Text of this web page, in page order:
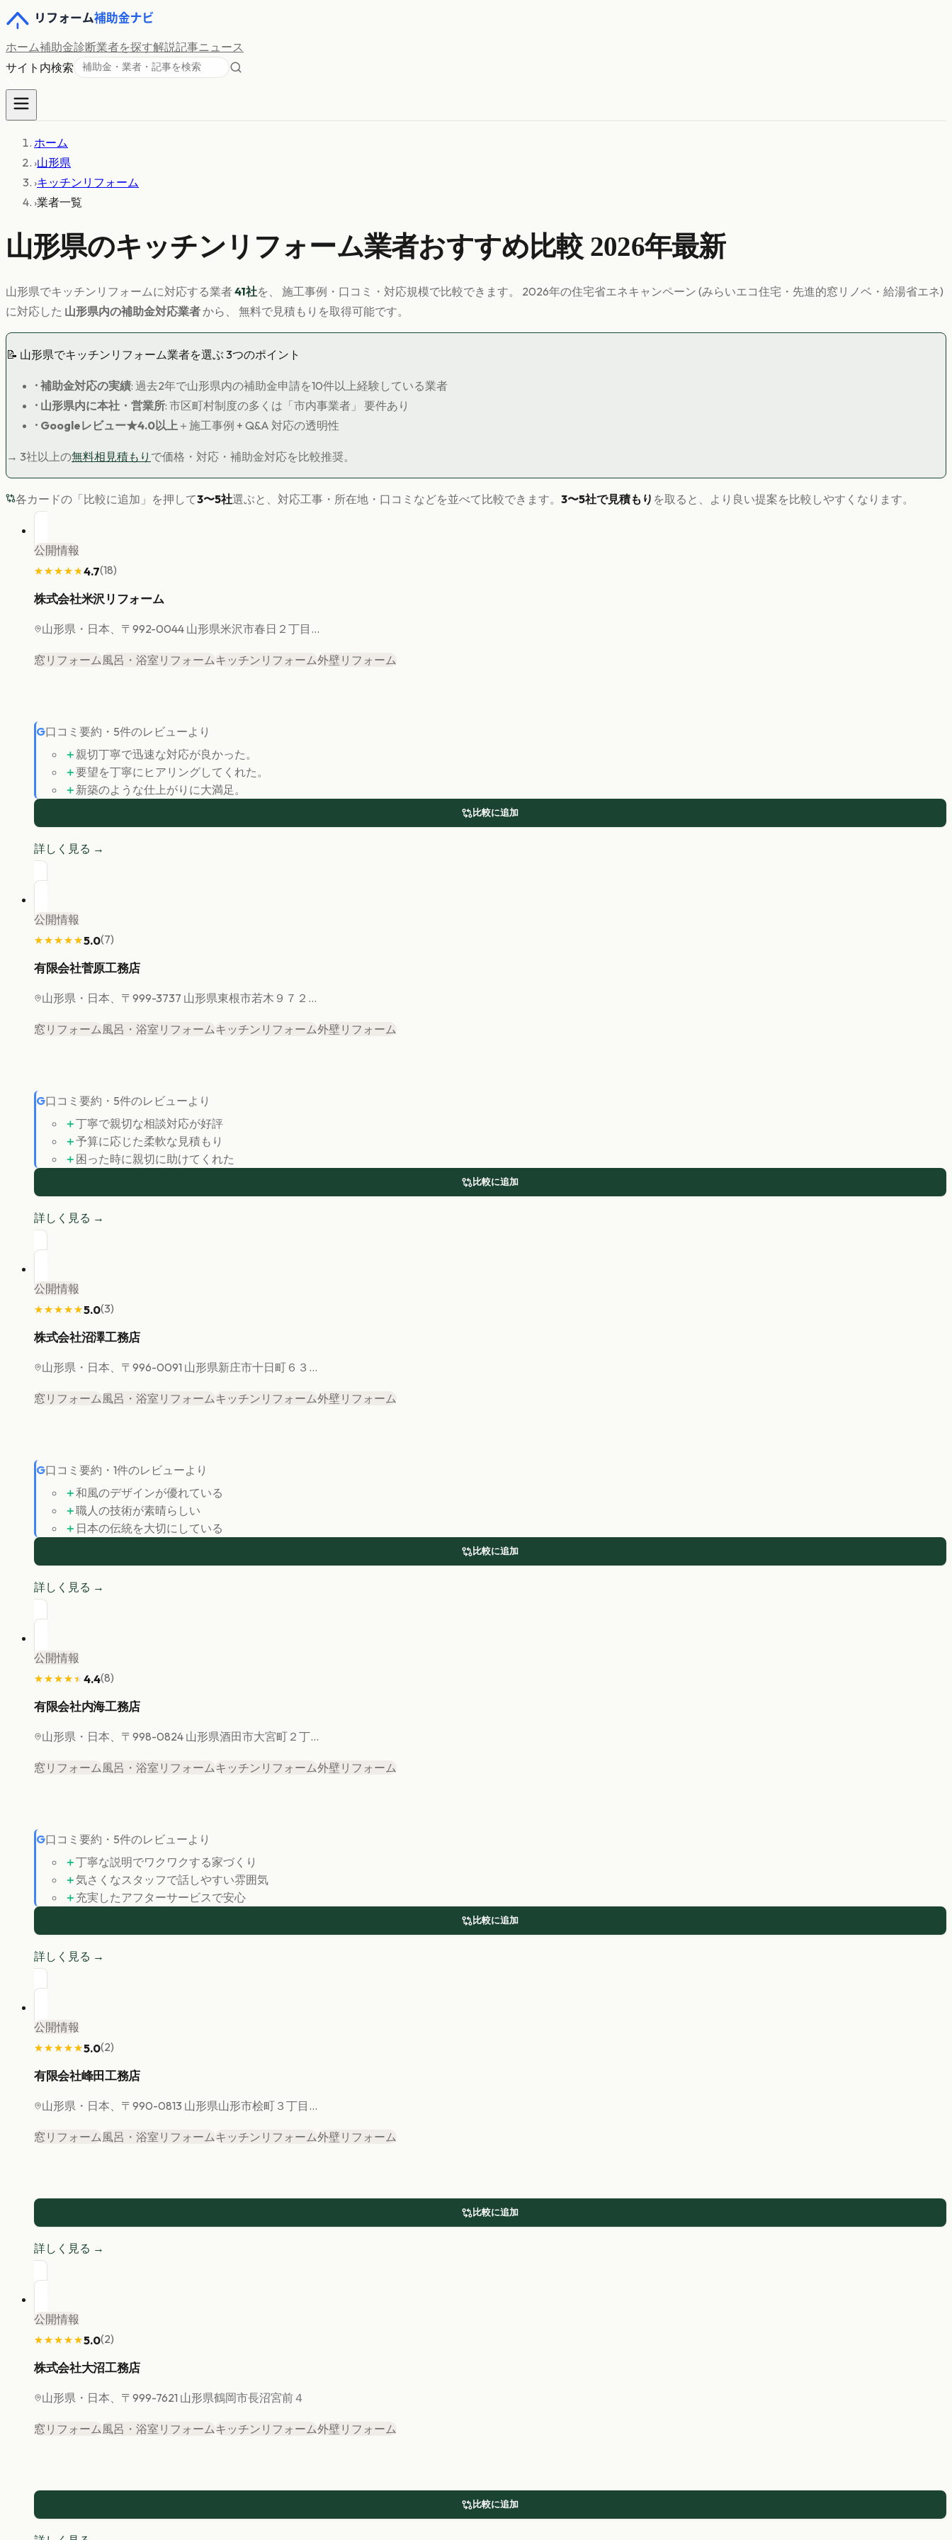
ホーム補助金診断業者を探す解説記事ニュース
サイト内検索
ホーム
›山形県
›キッチンリフォーム
›業者一覧
山形県のキッチンリフォーム業者おすすめ比較 2026年最新
山形県でキッチンリフォームに対応する業者41社を、 施工事例・口コミ・対応規模で比較できます。 2026年の住宅省エネキャンペーン (みらいエコ住宅・先進的窓リノベ・給湯省エネ)
に対応した 山形県内の補助金対応業者から、 無料で見積もりを取得可能です。
📝 山形県でキッチンリフォーム業者を選ぶ 3つのポイント
• 補助金対応の実績: 過去2年で山形県内の補助金申請を10件以上経験している業者
• 山形県内に本社・営業所: 市区町村制度の多くは「市内事業者」 要件あり
• Googleレビュー★4.0以上 ＋施工事例 + Q&A 対応の透明性
→ 3社以上の無料相見積もり で価格・対応・補助金対応を比較推奨。
各カードの「比較に追加」を押して3〜5社選ぶと、対応工事・所在地・口コミなどを並べて比較できます。 3〜5社で見積もり を取ると、より良い提案を比較しやすくなります。
公開情報
★★★★★
★★★★★ 4.7(18)
株式会社米沢リフォーム
山形県 ・日本、〒992-0044 山形県米沢市春日２丁目...
窓リフォーム 風呂・浴室リフォームキッチンリフォーム外壁リフォーム
G口コミ要約 ・ 5件のレビューより
＋親切丁寧で迅速な対応が良かった。
＋要望を丁寧にヒアリングしてくれた。
＋ 新築のような仕上がりに大満足。
比較に追加
詳しく見る →
公開情報
★★★★★
★★★★★5.0(7)
有限会社菅原工務店
山形県 ・日本、〒999-3737 山形県東根市若木９７２...
窓リフォーム 風呂・浴室リフォームキッチンリフォーム外壁リフォーム
G口コミ要約 ・ 5件のレビューより
＋丁寧で親切な相談対応が好評
＋予算に応じた柔軟な見積もり
＋ 困った時に親切に助けてくれた
比較に追加
詳しく見る →
公開情報
★★★★★
★★★★★5.0(3)
株式会社沼澤工務店
山形県 ・日本、〒996-0091 山形県新庄市十日町６３...
窓リフォーム 風呂・浴室リフォームキッチンリフォーム外壁リフォーム
G口コミ要約 ・ 1件のレビューより
＋和風のデザインが優れている
＋職人の技術が素晴らしい
＋ 日本の伝統を大切にしている
比較に追加
詳しく見る →
公開情報
★★★★★
★★★★★ 4.4(8)
有限会社内海工務店
山形県 ・日本、〒998-0824 山形県酒田市大宮町２丁...
窓リフォーム 風呂・浴室リフォームキッチンリフォーム外壁リフォーム
G口コミ要約 ・ 5件のレビューより
＋丁寧な説明でワクワクする家づくり
＋気さくなスタッフで話しやすい雰囲気
＋ 充実したアフターサービスで安心
比較に追加
詳しく見る →
公開情報
★★★★★
★★★★★5.0(2)
有限会社峰田工務店
山形県 ・日本、〒990-0813 山形県山形市桧町３丁目...
窓リフォーム 風呂・浴室リフォームキッチンリフォーム外壁リフォーム
比較に追加
詳しく見る →
公開情報
★★★★★
★★★★★5.0(2)
株式会社大沼工務店
山形県 ・日本、〒999-7621 山形県鶴岡市長沼宮前４
窓リフォーム 風呂・浴室リフォームキッチンリフォーム外壁リフォーム
比較に追加